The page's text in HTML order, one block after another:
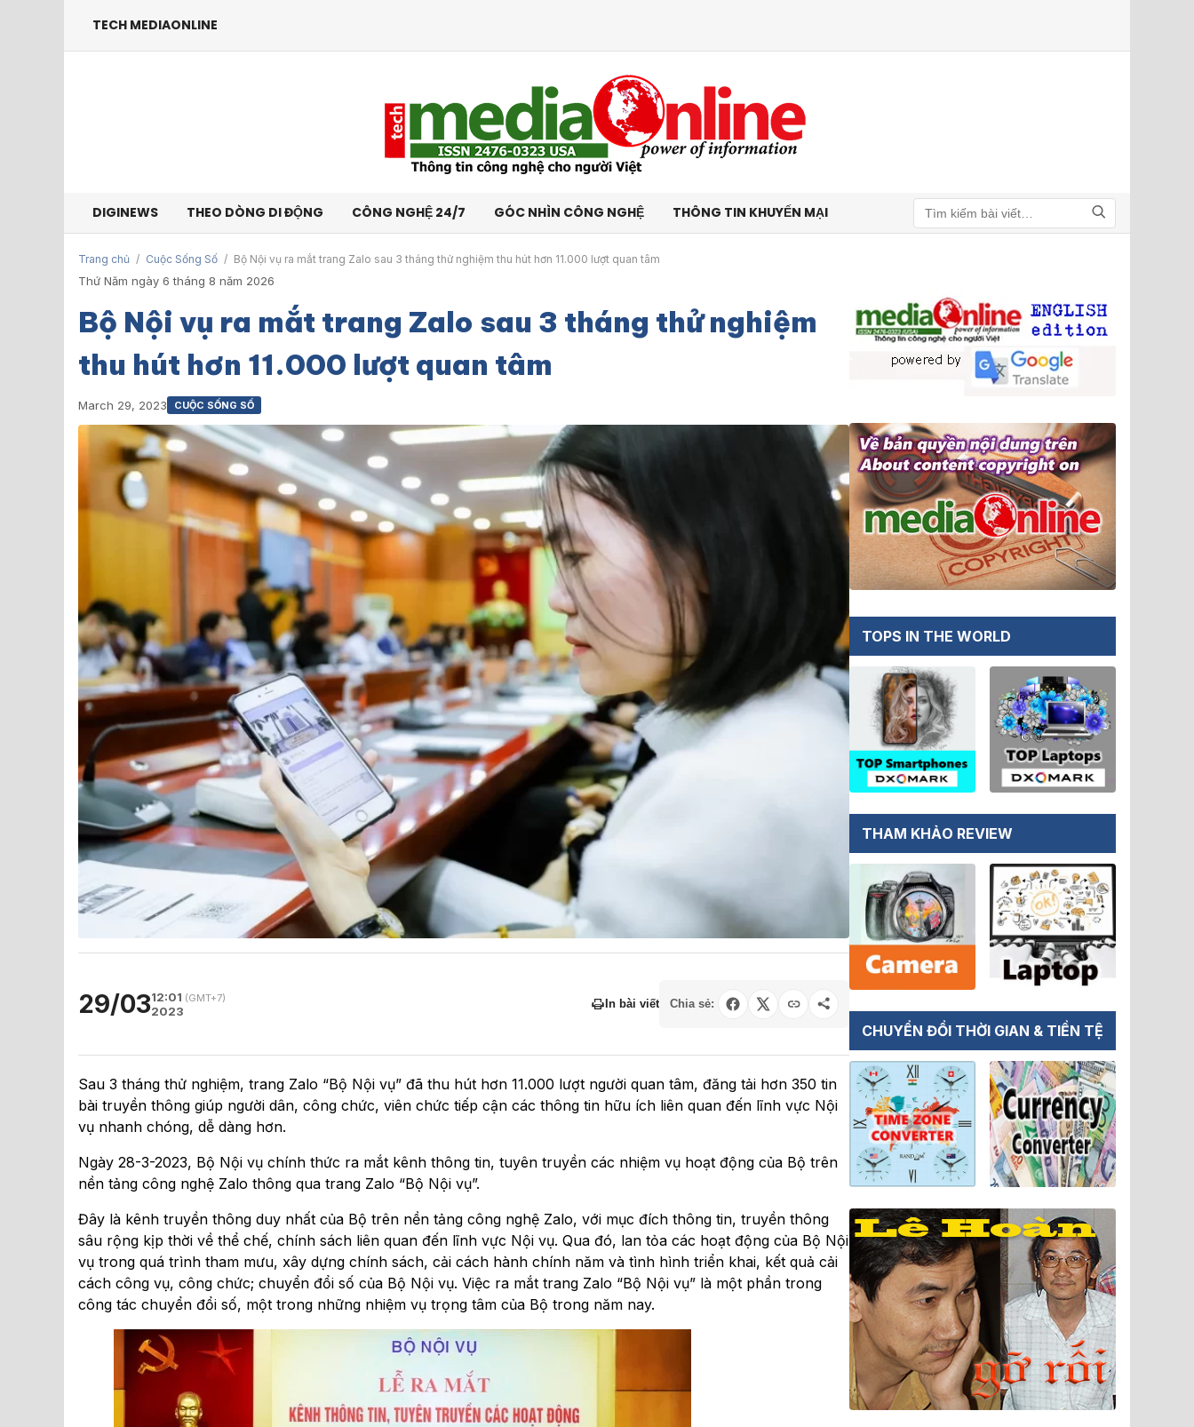
TECH MEDIAONLINE
DIGINEWS THEO DÒNG DI ĐỘNG CÔNG NGHỆ 24/7 GÓC NHÌN CÔNG NGHỆ THÔNG TIN KHUYẾN MẠI
Tìm kiếm
Trang chủ / Cuộc Sống Số / Bộ Nội vụ ra mắt trang Zalo sau 3 tháng thử nghiệm thu hút hơn 11.000 lượt quan tâm
Thứ Năm ngày 6 tháng 8 năm 2026
Bộ Nội vụ ra mắt trang Zalo sau 3 tháng thử nghiệm
thu hút hơn 11.000 lượt quan tâm
March 29, 2023 CUỘC SỐNG SỐ
29/0312:01 (GMT+7)
2023 In bài viết Chia sẻ:
Sau 3 tháng thử nghiệm, trang Zalo “Bộ Nội vụ” đã thu hút hơn 11.000 lượt người quan tâm, đăng tải hơn 350 tin
bài truyền thông giúp người dân, công chức, viên chức tiếp cận các thông tin hữu ích liên quan đến lĩnh vực Nội
vụ nhanh chóng, dễ dàng hơn.
Ngày 28-3-2023, Bộ Nội vụ chính thức ra mắt kênh thông tin, tuyên truyền các nhiệm vụ hoạt động của Bộ trên
nền tảng công nghệ Zalo thông qua trang Zalo “Bộ Nội vụ”.
Đây là kênh truyền thông duy nhất của Bộ trên nền tảng công nghệ Zalo, với mục đích thông tin, truyền thông
sâu rộng kịp thời về thể chế, chính sách liên quan đến lĩnh vực Nội vụ. Qua đó, lan tỏa các hoạt động của Bộ Nội
vụ trong quá trình tham mưu, xây dựng chính sách, cải cách hành chính năm và tình hình triển khai, kết quả cải
cách công vụ, công chức; chuyển đổi số của Bộ Nội vụ. Việc ra mắt trang Zalo “Bộ Nội vụ” là một phần trong
công tác chuyển đổi số, một trong những nhiệm vụ trọng tâm của Bộ trong năm nay.
TOPS IN THE WORLD
THAM KHẢO REVIEW
CHUYỂN ĐỔI THỜI GIAN & TIỀN TỆ